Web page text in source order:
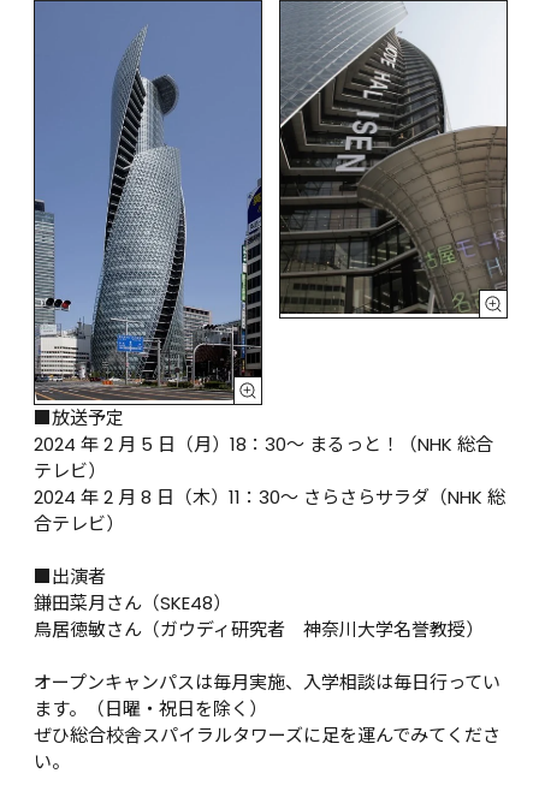
■放送予定
2024 年 2 月 5 日（月）18：30～ まるっと！（NHK 総合
テレビ）
2024 年 2 月 8 日（木）11：30～ さらさらサラダ（NHK 総
合テレビ）
■出演者
鎌田菜月さん（SKE48）
鳥居徳敏さん（ガウディ研究者　神奈川大学名誉教授）
オープンキャンパスは毎月実施、入学相談は毎日行ってい
ます。（日曜・祝日を除く）
ぜひ総合校舎スパイラルタワーズに足を運んでみてくださ
い。